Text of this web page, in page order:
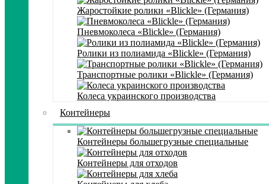
Жаростойкие ролики «Blickle» (Германия)
Пневмоколеса «Blickle» (Германия)
Ролики из полиамида «Blickle» (Германия)
Транспортные ролики «Blickle» (Германия)
Колеса украинского производства
Контейнеры
Контейнеры большегрузные специальные
Контейнеры для отходов